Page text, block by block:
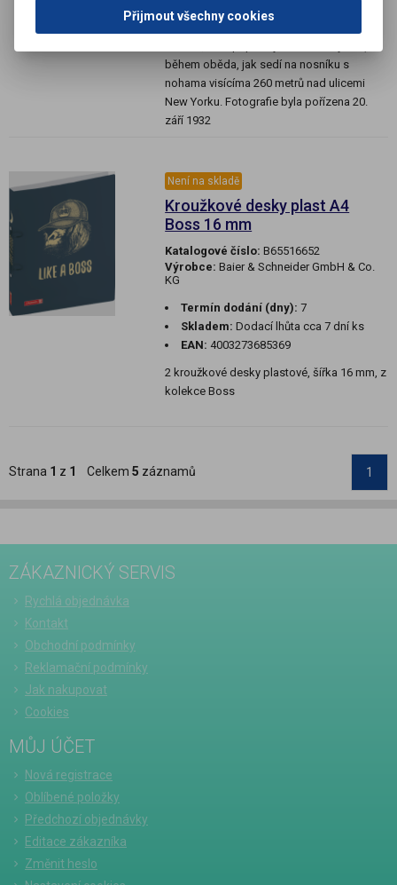
Slavná fotografie na hrnku zachycuje
jedenáct mužů (železářů, tj. stavebních
během oběda, jak sedí na nosníku s
nohama visícíma 260 metrů nad ulicemi
New Yorku. Fotografie byla pořízena 20.
září 1932
Není na skladě
Kroužkové desky plast A4
Boss 16 mm
Katalogové číslo: B65516652
Výrobce: Baier & Schneider GmbH & Co.
KG
Termín dodání (dny): 7
Skladem: Dodací lhůta cca 7 dní ks
EAN: 4003273685369
2 kroužkové desky plastové, šířka 16 mm, z
kolekce Boss
Strana 1 z 1 Celkem 5 záznamů 1
ZÁKAZNICKÝ SERVIS
Rychlá objednávka
Kontakt
Obchodní podmínky
Reklamační podmínky
Jak nakupovat
Cookies
MŮJ ÚČET
Nová registrace
Oblíbené položky
Předchozí objednávky
Editace zákazníka
Změnit heslo
Přijmout všechny cookies